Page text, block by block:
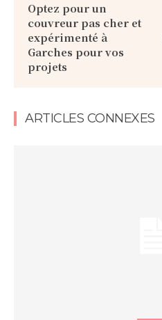
Optez pour un
couvreur pas cher et
expérimenté à
Garches pour vos
projets
ARTICLES CONNEXES